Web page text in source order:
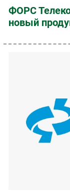
ФОРС
новый